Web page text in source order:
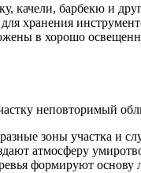
качели, барбекю и
хранения
в хорошо
неповторимый
зоны участка и
атмосферу
формируют